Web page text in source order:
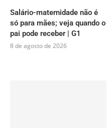
Salário-maternidade não é
só para mães; veja quando o
pai pode receber | G1
8 de agosto de 2026